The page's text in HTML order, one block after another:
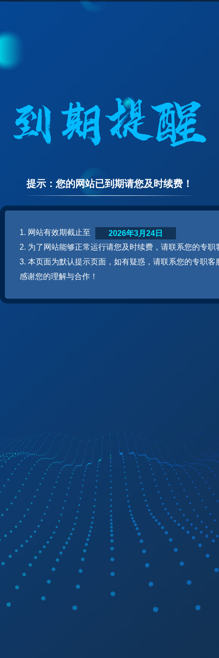
提示：您的网站已到期请您及时续费！
1. 网站有效期截止至
2. 为了网站能够正常运行请您及时续费，请联系您的专职
3. 本页面为默认提示页面，如有疑惑，请联系您的专职客
感谢您的理解与合作！
2026年3月24日